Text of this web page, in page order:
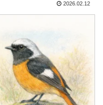
2026.02.12